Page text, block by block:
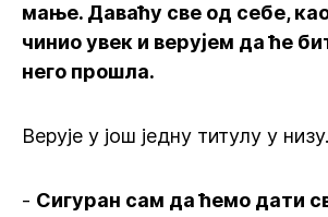
мање. Даваћу све од себе,
чинио увек и верујем да ће
него прошла.
Верује у још једну титулу у низу.
- Сигуран сам да ћемо дати